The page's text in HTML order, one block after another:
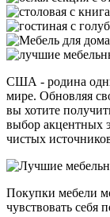
США - родина
мире. Обновляя
вы хотите
выбор акцентных
чистых
Покупки мебели
чувствовать себя